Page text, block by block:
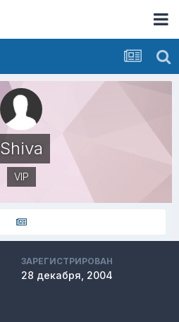
Shiva
VIP
ЗАРЕГИСТРИРОВАН
28 декабря, 2004